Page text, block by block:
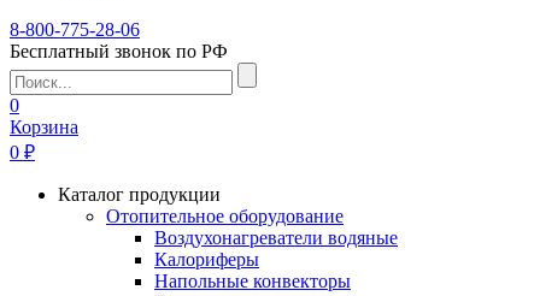
8-800-775-28-06
Бесплатный звонок по РФ
0
Корзина
0 ₽
Каталог продукции
Отопительное оборудование
Воздухонагреватели водяные
Калориферы
Напольные конвекторы